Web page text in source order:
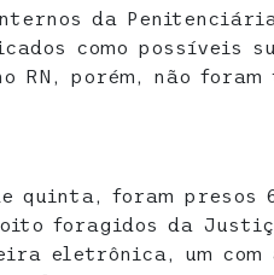
da Penitenciária
como possíveis
RN, porém, não
quinta, foram presos
foragidos da
eletrônica, um com